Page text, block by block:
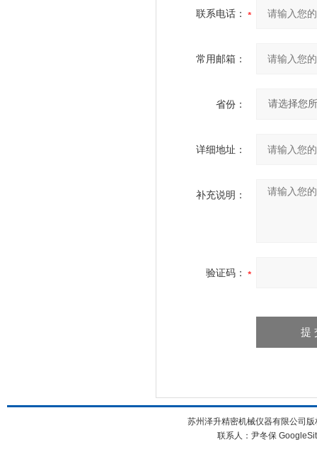
联系电话：
常用邮箱：
省份：
详细地址：
补充说明：
验证码：
苏州泽升精密机械仪器有限公司
联系人：尹冬保